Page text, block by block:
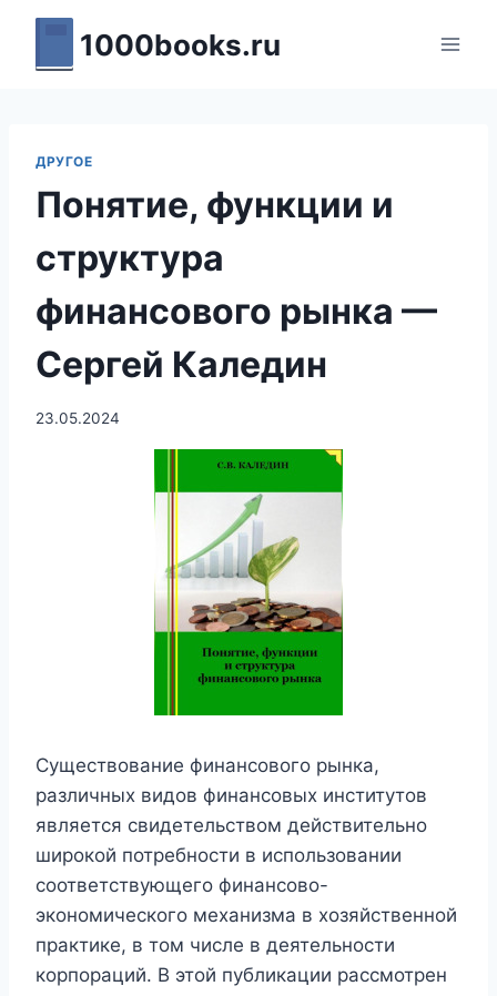
Перейти
содержимому
1000books.ru
ДРУГОЕ
Понятие, функции и
структура
финансового рынка —
Сергей Каледин
23.05.2024
Существование финансового рынка,
различных видов финансовых институтов
является свидетельством действительно
широкой потребности в использовании
соответствующего финансово-
экономического механизма в хозяйственной
практике, в том числе в деятельности
корпораций. В этой публикации рассмотрен